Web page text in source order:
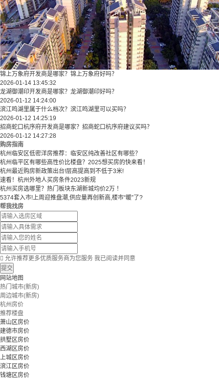
锦上万象府开发商是哪家？锦上万象府好吗？
2026-01-14 13:45:32
龙湖御潮印开发商是哪家？龙湖御潮印好吗？
2026-01-12 14:24:00
滨江鸣湖里属于什么档次？滨江鸣湖里可以买吗？
2026-01-12 14:25:19
招商蛇口杭序府开发商是哪家？招商蛇口杭序府建议买吗？
2026-01-12 14:27:28
购房指南
杭州临安区低密洋房推荐：临安区纯改善社区有哪些？
​​杭州临平区有哪些高性价比楼盘？2025想买房的快来看！​
杭州最近购房新政策出台!层高提高到不低于3米!
速看！杭州外地人买房条件2023新规
杭州买房选哪里？热门板块东湖新城均价2万 ！
5374套入市!上周迎推盘潮,供应量再创新高,楼市“暖”了?
帮我找房
 允许推荐更多优质服务商为您服务 我已阅读并同意
提交
网站地图
热门城市(新房)
周边城市(新房)
杭州房价
推荐楼盘
萧山区房价
建德市房价
拱墅区房价
西湖区房价
上城区房价
滨江区房价
钱塘区房价